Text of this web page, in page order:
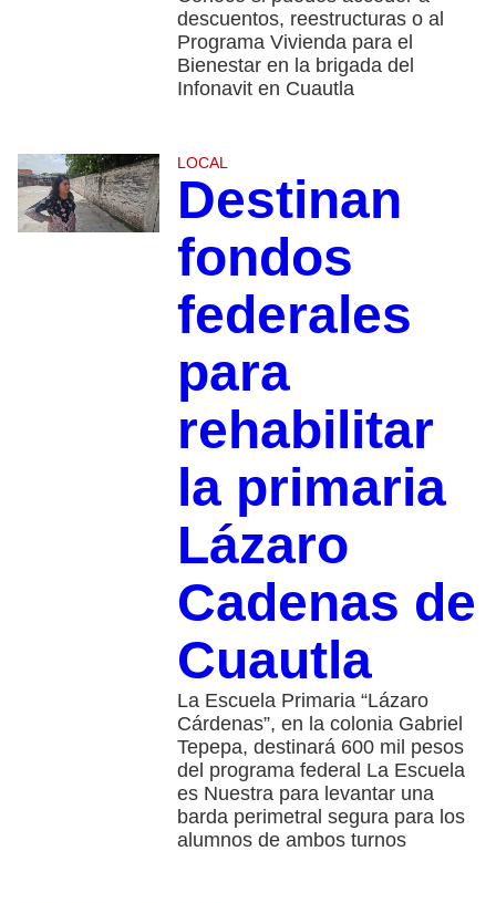
descuentos, reestructuras o al
Programa Vivienda para el
Bienestar en la brigada del
Infonavit en Cuautla
LOCAL
Destinan
fondos
federales
para
rehabilitar
la primaria
Lázaro
Cadenas de
Cuautla
La Escuela Primaria “Lázaro
Cárdenas”, en la colonia Gabriel
Tepepa, destinará 600 mil pesos
del programa federal La Escuela
es Nuestra para levantar una
barda perimetral segura para los
alumnos de ambos turnos